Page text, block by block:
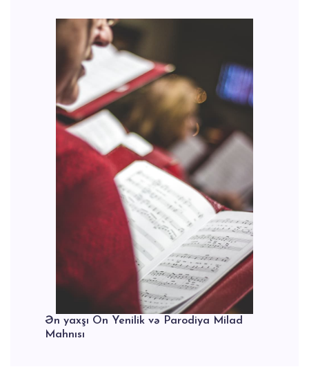
Ən yaxşı On Yenilik və Parodiya Milad
Mahnısı